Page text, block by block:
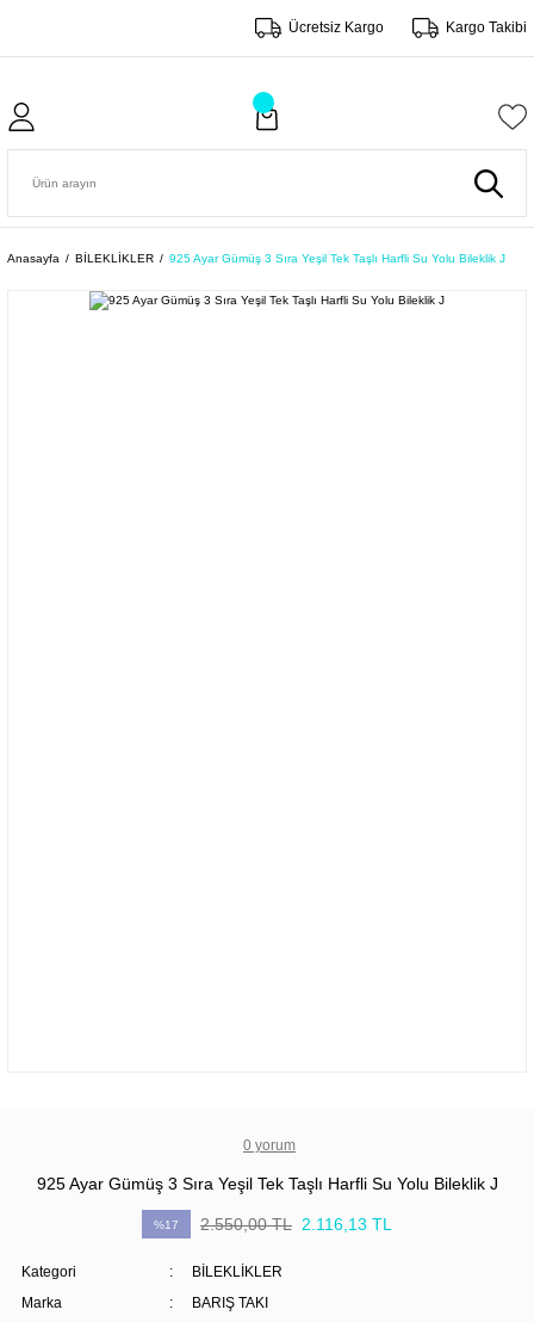
Ücretsiz Kargo Kargo Takibi
Anasayfa BİLEKLİKLER 925 Ayar Gümüş 3 Sıra Yeşil Tek Taşlı Harfli Su Yolu Bileklik J
0 yorum
925 Ayar Gümüş 3 Sıra Yeşil Tek Taşlı Harfli Su Yolu Bileklik J
%17 2.550,00 TL 2.116,13 TL
Kategori
BİLEKLİKLER
Marka
BARIŞ TAKI